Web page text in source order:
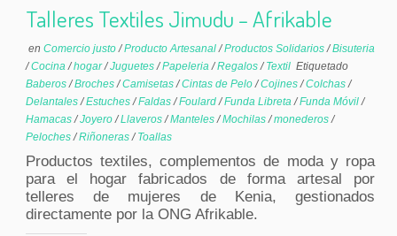
Talleres Textiles Jimudu – Afrikable
en Comercio justo/Producto Artesanal/Productos Solidarios/Bisuteria
/Cocina/hogar/Juguetes/Papeleria/Regalos/ Textil Etiquetado
Baberos/Broches/Camisetas/Cintas de Pelo/Cojines/Colchas/
Delantales/Estuches/Faldas/Foulard/Funda Libreta/Funda Móvil/
Hamacas/Joyero/Llaveros/Manteles/Mochilas/monederos/
Peloches/Riñoneras/ Toallas
Productos textiles, complementos de moda y ropa
para el hogar fabricados de forma artesal por
telleres de mujeres de Kenia, gestionados
directamente por la ONG Afrikable.